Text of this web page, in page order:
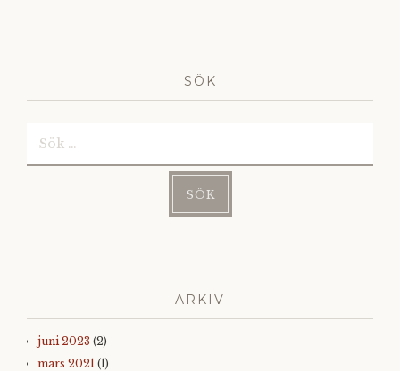
SÖK
ARKIV
juni 2023 (2)
mars 2021 (1)